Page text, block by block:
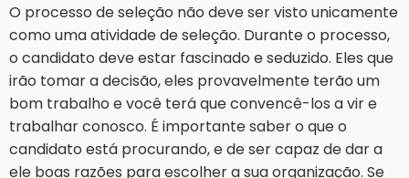
O processo de seleção não deve ser visto unicamente
como uma atividade de seleção. Durante o processo,
o candidato deve estar fascinado e seduzido. Eles que
irão tomar a decisão, eles provavelmente terão um
bom trabalho e você terá que convencê-los a vir e
trabalhar conosco. É importante saber o que o
candidato está procurando, e de ser capaz de dar a
ele boas razões para escolher a sua organização. Se